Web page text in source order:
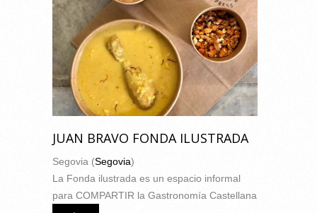
JUAN BRAVO FONDA ILUSTRADA
Segovia (Segovia)
La Fonda ilustrada es un espacio informal
para COMPARTIR la Gastronomía Castellana